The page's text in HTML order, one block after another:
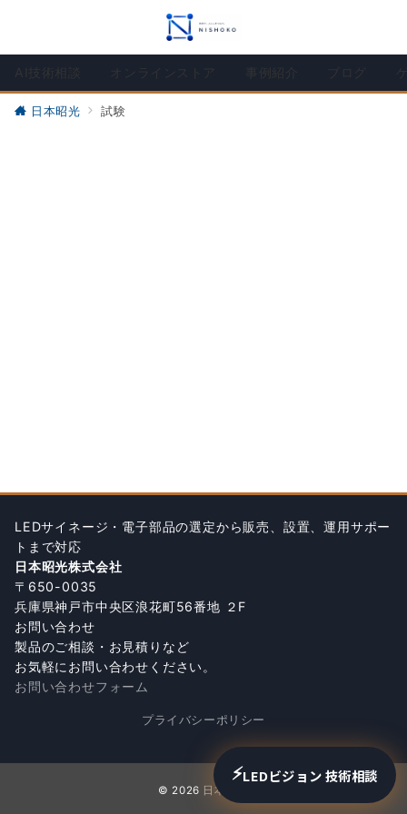
AI技術相談 オンラインストア 事例紹介 ブログ
日本昭光 試験
LEDサイネージ・電子部品の選定から販売、設置、運用サポー
トまで対応
日本昭光株式会社
〒650-0035
兵庫県神戸市中央区浪花町56番地 ２F
お問い合わせ
製品のご相談・お見積りなど
お気軽にお問い合わせください。
お問い合わせフォーム
プライバシーポリシー
© 2026 日本昭光
⚡LEDビジョン 技術相談